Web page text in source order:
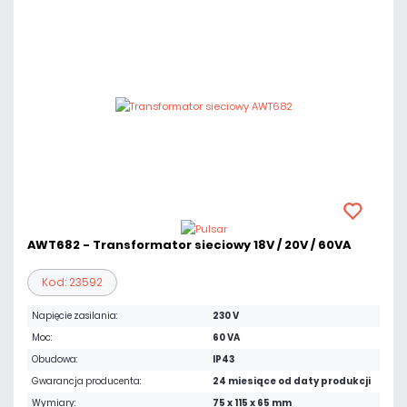
AWT682 - Transformator sieciowy 18V / 20V / 60VA
Kod: 23592
Napięcie zasilania:
230 V
Moc:
60 VA
Obudowa:
IP43
Gwarancja producenta:
24 miesiące od daty produkcji
Wymiary:
75 x 115 x 65 mm